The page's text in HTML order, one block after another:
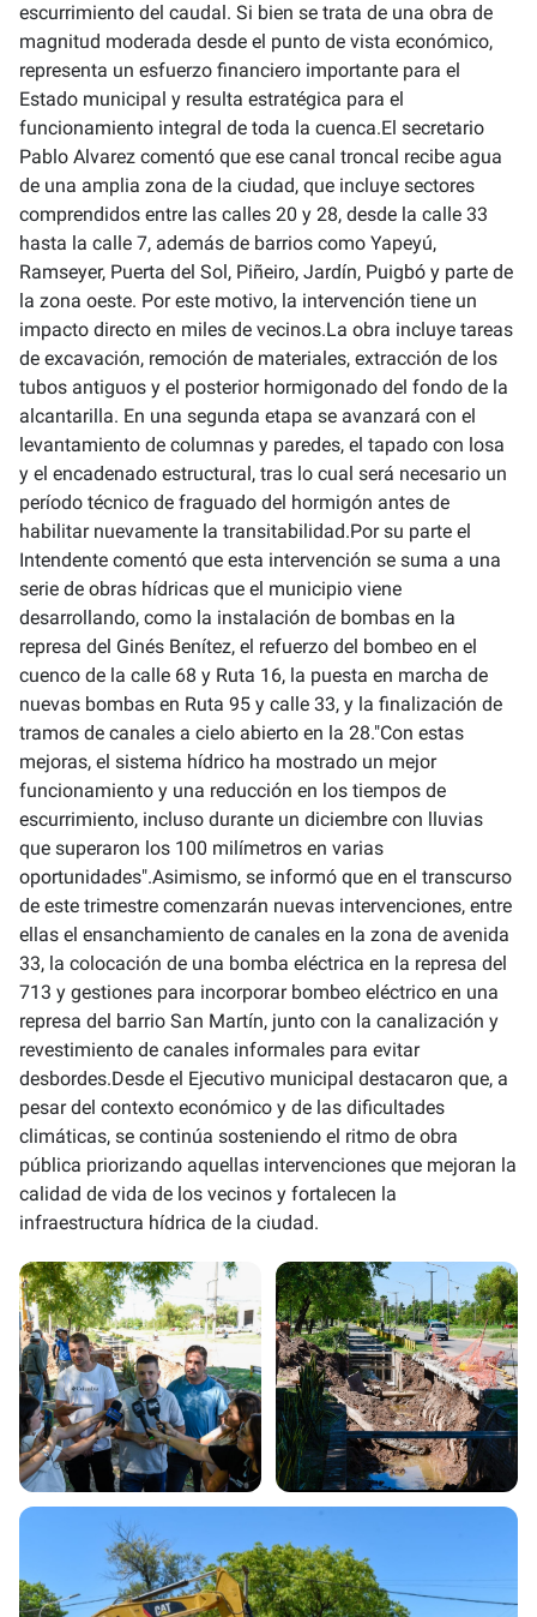
escurrimiento del caudal. Si bien se trata de una obra de
magnitud moderada desde el punto de vista económico,
representa un esfuerzo financiero importante para el
Estado municipal y resulta estratégica para el
funcionamiento integral de toda la cuenca.El secretario
Pablo Alvarez comentó que ese canal troncal recibe agua
de una amplia zona de la ciudad, que incluye sectores
comprendidos entre las calles 20 y 28, desde la calle 33
hasta la calle 7, además de barrios como Yapeyú,
Ramseyer, Puerta del Sol, Piñeiro, Jardín, Puigbó y parte de
la zona oeste. Por este motivo, la intervención tiene un
impacto directo en miles de vecinos.La obra incluye tareas
de excavación, remoción de materiales, extracción de los
tubos antiguos y el posterior hormigonado del fondo de la
alcantarilla. En una segunda etapa se avanzará con el
levantamiento de columnas y paredes, el tapado con losa
y el encadenado estructural, tras lo cual será necesario un
período técnico de fraguado del hormigón antes de
habilitar nuevamente la transitabilidad.Por su parte el
Intendente comentó que esta intervención se suma a una
serie de obras hídricas que el municipio viene
desarrollando, como la instalación de bombas en la
represa del Ginés Benítez, el refuerzo del bombeo en el
cuenco de la calle 68 y Ruta 16, la puesta en marcha de
nuevas bombas en Ruta 95 y calle 33, y la finalización de
tramos de canales a cielo abierto en la 28."Con estas
mejoras, el sistema hídrico ha mostrado un mejor
funcionamiento y una reducción en los tiempos de
escurrimiento, incluso durante un diciembre con lluvias
que superaron los 100 milímetros en varias
oportunidades".Asimismo, se informó que en el transcurso
de este trimestre comenzarán nuevas intervenciones, entre
ellas el ensanchamiento de canales en la zona de avenida
33, la colocación de una bomba eléctrica en la represa del
713 y gestiones para incorporar bombeo eléctrico en una
represa del barrio San Martín, junto con la canalización y
revestimiento de canales informales para evitar
desbordes.Desde el Ejecutivo municipal destacaron que, a
pesar del contexto económico y de las dificultades
climáticas, se continúa sosteniendo el ritmo de obra
pública priorizando aquellas intervenciones que mejoran la
calidad de vida de los vecinos y fortalecen la
infraestructura hídrica de la ciudad.